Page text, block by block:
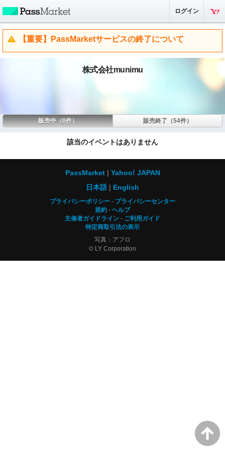
ログイン
【重要】PassMarketサービスの終了について
株式会社munimu
販売中（0件） 販売終了（54件）
該当のイベントはありません
PassMarket
Yahoo! JAPAN
日本語
English
プライバシーポリシー
プライバシーセンター
規約
ヘルプ
主催者ガイドライン
ご利用ガイド
特定商取引法の表示
写真：アフロ
© LY Corporation